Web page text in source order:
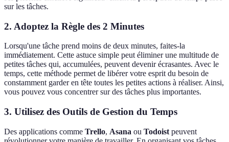
sur les tâches.
2. Adoptez la Règle des 2 Minutes
Lorsqu'une tâche prend moins de deux minutes, faites-la
immédiatement. Cette astuce simple peut éliminer une multitude de
petites tâches qui, accumulées, peuvent devenir écrasantes. Avec le
temps, cette méthode permet de libérer votre esprit du besoin de
constamment garder en tête toutes les petites actions à réaliser. Ainsi,
vous pouvez vous concentrer sur des tâches plus importantes.
3. Utilisez des Outils de Gestion du Temps
Des applications comme Trello, Asana ou Todoist peuvent